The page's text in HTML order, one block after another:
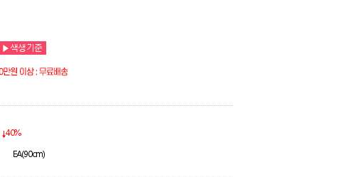
▶색생기준
40%
EA(90cm)